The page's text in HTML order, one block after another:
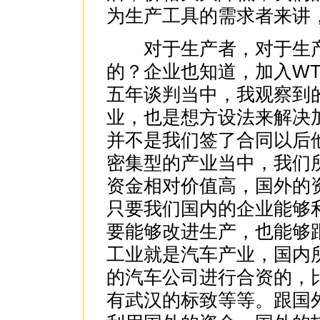
为生产工具的需求者来讲
对于生产者，对于生
的？企业也知道，加入
五年谈判当中，我观察到
业，也是想方设法来解决
并不是我们签了合同以后
密集型的产业当中，我们
资金相对价值高，国外的
只要我们国内的企业能
要能够改进生产，也能够
工业就是汽车产业，国内
的汽车公司进行合资的，
有武汉的标致等等。跟国